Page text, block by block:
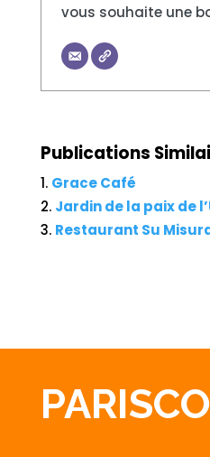
vous souhaite une
Publications
Grace Café
Jardin de la paix de
Restaurant Su